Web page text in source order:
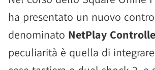
ha presentato un nuovo
denominato NetPlay
peculiarità è quella di